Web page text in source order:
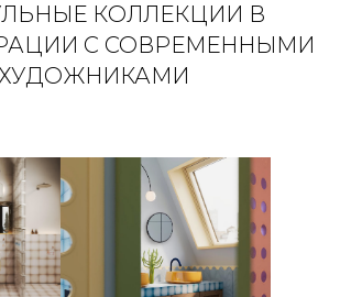
КОЛЛЕКЦИИ В
С СОВРЕМЕННЫМИ